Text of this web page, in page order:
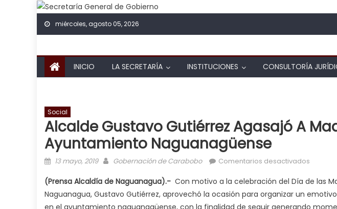
Skip to content
miércoles, agosto 05, 2026
INICIO LA SECRETARÍA INSTITUCIONES CONSULTORÍA
Social
Alcalde Gustavo Gutiérrez Agasajó A
Ayuntamiento Naguanagüense
Posted on
13 mayo, 2019 Author
Gobernación de Carabobo Comentarios desactivados en
(Prensa Alcaldía de Naguanagua).- Con motivo a la celebración del Día de las
Naguanagua, Gustavo Gutiérrez, aprovechó la ocasión para organizar un
en el ayuntamiento naguanagüense, con la finalidad de seguir generando